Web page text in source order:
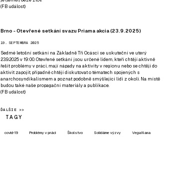
(FB událost)
Brno - Otevřené setkání svazu Priama akcia (23.9.2025)
19. SEPTEMBRA 2025
Sedmé letošní setkání na Základně Tři Ocásci se uskuteční ve uterý
23.9.2025 v 19:00. Otevřené setkání jsou určené lidem, kteří chtějí aktivně
řešit problémy v práci, mají nápady na aktivity v regionu nebo se chtějí do
aktivit zapojit, případně chtějí diskutovat o tématech spojených s
anarchosyndikalismem a poznat podobně smýšlející lidi z okolí. Na místě
budou také naše propagační materiály a publikace.
(FB událost)
ĎALŠIE >>
TAGY
covid-19 Problémy v práci Školstvo Solidárne výzvy VegaNana